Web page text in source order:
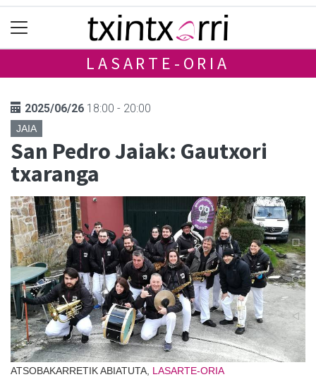
LASARTE-ORIA
2025/06/26 18:00 - 20:00
JAIA
San Pedro Jaiak: Gautxori
txaranga
ATSOBAKARRETIK ABIATUTA, LASARTE-ORIA